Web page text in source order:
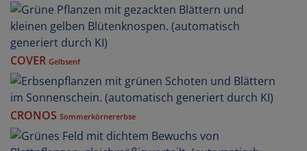
COVER Gelbsenf
CRONOS Sommerkörnererbse